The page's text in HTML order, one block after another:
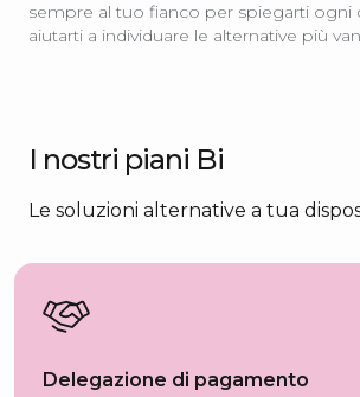
sempre al tuo fianco per spiegarti ogni
aiutarti a individuare le alternative più
I nostri piani Bi
Le soluzioni alternative a tua
Delegazione di pagamento